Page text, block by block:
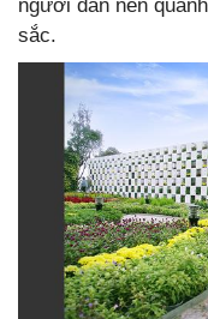
người dân nên
sắc.